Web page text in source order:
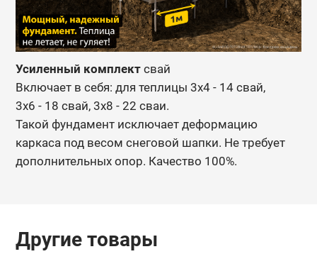
Усиленный комплектсвай
Включает в себя: для теплицы 3х4 - 14 свай,
3х6 - 18 свай, 3х8 - 22 сваи.
Такой фундамент исключает деформацию
каркаса под весом снеговой шапки. Не требует
дополнительных опор. Качество 100%.
Другие товары